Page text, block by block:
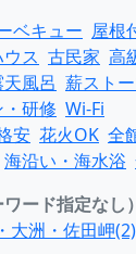
ベキュー 屋根
ス 古民家 高
天風呂 薪スト
研修 Wi-Fi
安 花火OK 全
海沿い・海水浴
ード指定なし）
大洲・佐田岬(2)